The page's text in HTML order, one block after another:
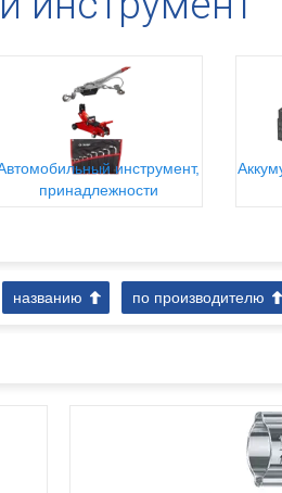
инструмент,
принадлежности
названию по производителю